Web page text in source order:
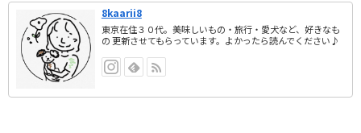
8kaarii8
東京在住３０代。美味しいもの・旅行・愛犬など、好きなも
の 更新させてもらっています。よかったら読んでください♪